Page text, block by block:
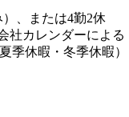
、または4勤2休
社カレンダーによる
季休暇・冬季休暇）